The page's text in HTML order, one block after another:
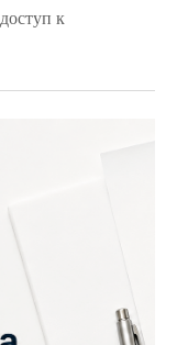
к